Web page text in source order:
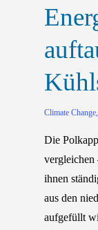
Climate Change,
Die
ihnen
aus den
aufgefüllt